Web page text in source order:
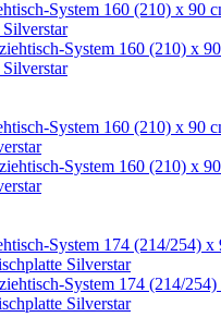
System 160 (210) x
System 160 (210) x
System 174 (214/
Silverstar